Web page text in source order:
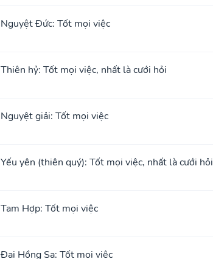
Nguyệt Đức: Tốt mọi việc
Thiên hỷ: Tốt mọi việc, nhất là cưới hỏi
Nguyệt giải: Tốt mọi việc
Yếu yên (thiên quý): Tốt mọi việc, nhất là cưới hỏi
Tam Hợp: Tốt mọi việc
Đại Hồng Sa: Tốt mọi việc